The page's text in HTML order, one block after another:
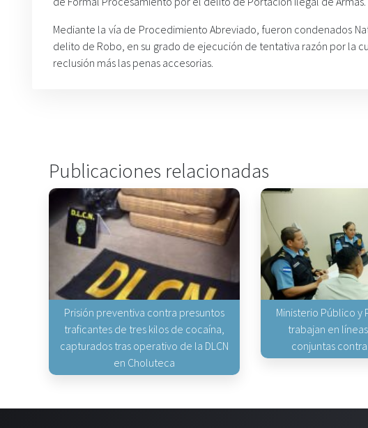
Mediante la vía de Procedimiento Abreviado, fueron condenados
delito de Robo, en su grado de ejecución de tentativa razón por la
reclusión más las penas accesorias.
Publicaciones relacionadas
Prisión preventiva contra presuntos
traficantes de tres kilos de cocaína,
capturados tras operativo de la DLCN
en Choluteca
Ministerio Público y
trabajan en
conjuntas